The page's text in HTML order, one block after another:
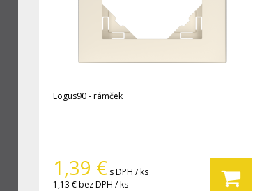
Logus90 - rámček
1,39 € s DPH / ks
1,13 €bez DPH / ks